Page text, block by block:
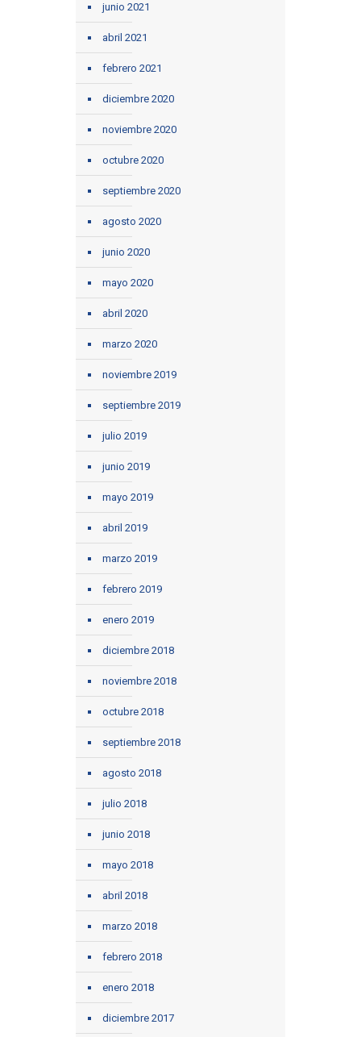
junio 2021
abril 2021
febrero 2021
diciembre 2020
noviembre 2020
octubre 2020
septiembre 2020
agosto 2020
junio 2020
mayo 2020
abril 2020
marzo 2020
noviembre 2019
septiembre 2019
julio 2019
junio 2019
mayo 2019
abril 2019
marzo 2019
febrero 2019
enero 2019
diciembre 2018
noviembre 2018
octubre 2018
septiembre 2018
agosto 2018
julio 2018
junio 2018
mayo 2018
abril 2018
marzo 2018
febrero 2018
enero 2018
diciembre 2017